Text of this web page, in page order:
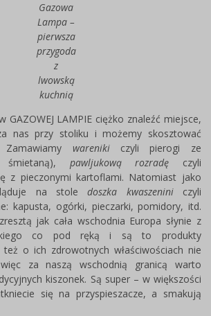
Gazowa
Lampa –
pierwsza
przygoda
z
lwowską
kuchnią
GAZOWEJ LAMPIE ciężko znaleźć miejsce,
nas przy stoliku i możemy skosztować
warenikiczyli pierogi ze
śmietaną), pawljukową rozradę czyli
z pieczonymi kartoflami. Natomiast jako
ląduje na stoledoszka kwaszeniniczyli
kapusta, ogórki, pieczarki, pomidory, itd.
jak cała wschodnia Europa słynie z
co pod ręką i są to produkty
też o ich zdrowotnych właściwościach nie
za naszą wschodnią granicą warto
kiszonek. Są super – w większości
się na przyspieszacze, a smakują